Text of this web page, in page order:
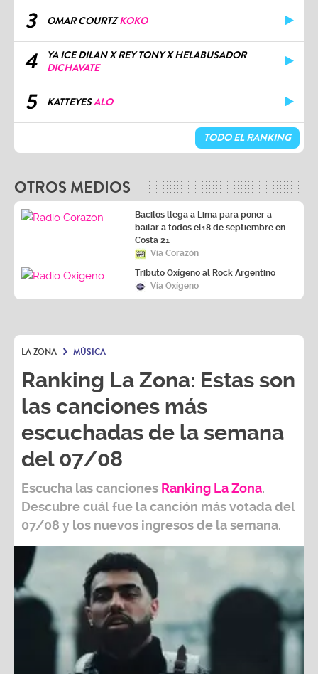
3 OMAR COURTZKOKO
4
YA ICE DILAN X REY TONY X HELABUSADOR
DICHAVATE
5 KATTEYESALO
TODO EL RANKING
OTROS MEDIOS
Bacilos llega a Lima para poner a
bailar a todos el18 de septiembre en
Costa 21
Vía Corazón
Tributo Oxígeno al Rock Argentino
Vía Oxígeno
LA ZONA MÚSICA
Ranking La Zona: Estas son
las canciones más
escuchadas de la semana
del 07/08
Escucha las canciones Ranking La Zona.
Descubre cuál fue la canción más votada del
07/08 y los nuevos ingresos de la semana.